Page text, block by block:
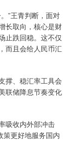
”王青判断，面对
长取向，核心是财
止跌回稳。这不仅
而且会给人民币汇
、稳汇率工具会
联储降息节奏变化
吸收内外部冲击
策更好地服务国内